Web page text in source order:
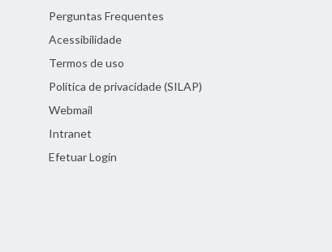
Perguntas Frequentes
Acessibilidade
Termos de uso
Política de privacidade (SILAP)
Webmail
Intranet
Efetuar Login